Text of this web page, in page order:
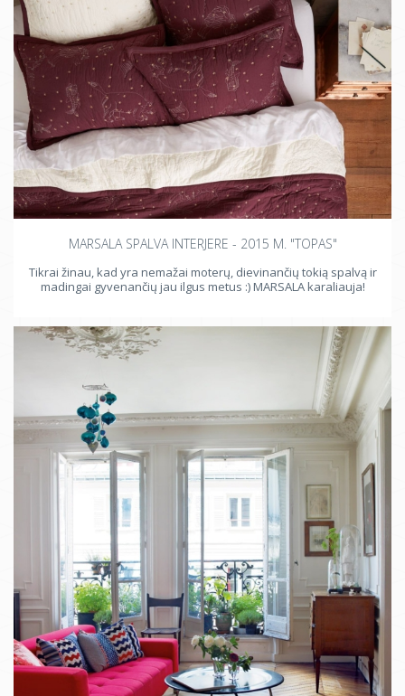
MARSALA SPALVA INTERJERE - 2015 M. "TOPAS"
Tikrai žinau, kad yra nemažai moterų, dievinančių tokią spalvą ir
madingai gyvenančių jau ilgus metus :) MARSALA karaliauja!